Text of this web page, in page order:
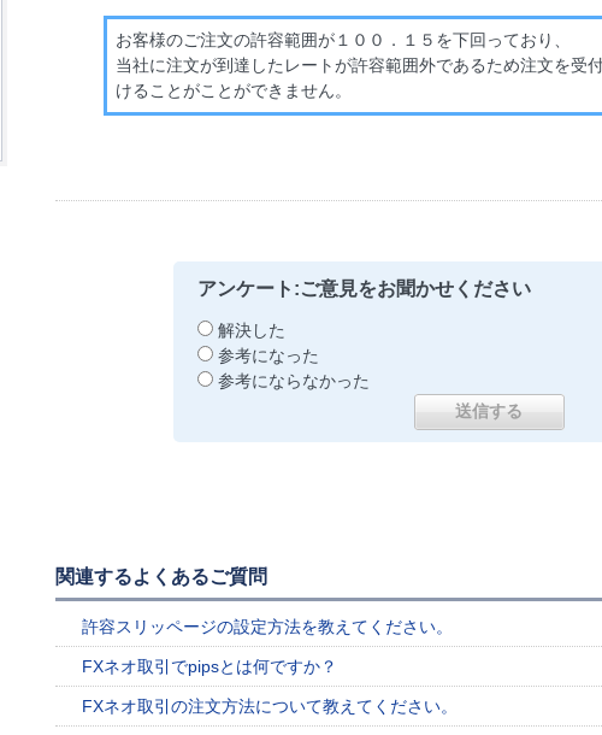
お客様のご注文の許容範囲が１００．１５を下回っており、
当社に注文が到達したレートが許容範囲外であるため注文を受
けることがことができません。
アンケート:ご意見をお聞かせください
解決した
参考になった
参考にならなかった
関連するよくあるご質問
許容スリッページの設定方法を教えてください。
FXネオ取引でpipsとは何ですか？
FXネオ取引の注文方法について教えてください。